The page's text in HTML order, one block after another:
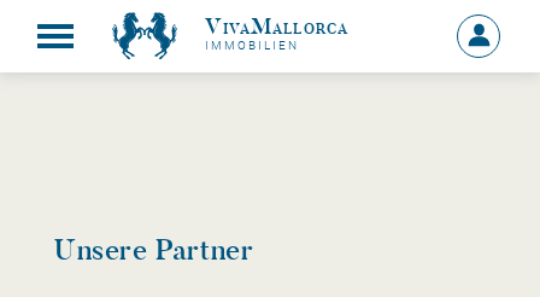
VivaMallorca
IMMOBILIEN
MEIN
Unsere Partner